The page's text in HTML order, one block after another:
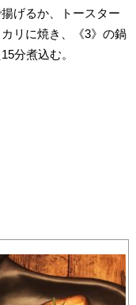
げるか、トースター
リに焼き、《3》の鍋
分煮込む。